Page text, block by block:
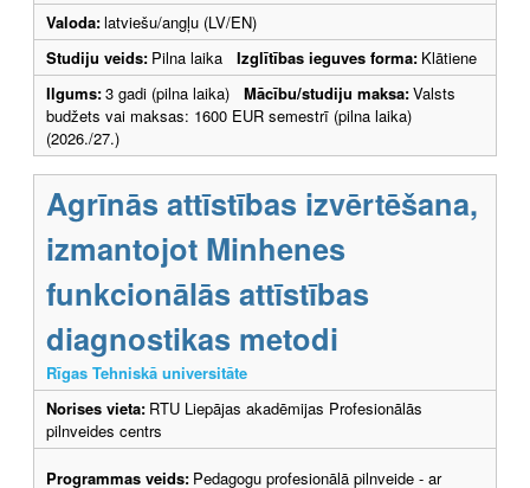
Valoda:latviešu/angļu (LV/EN)
Studiju veids: Pilna laika Izglītības ieguves forma: Klātiene
Ilgums:3 gadi (pilna laika) Mācību/studiju maksa:Valsts
budžets vai maksas: 1600 EUR semestrī (pilna laika)
(2026./27.)
Agrīnās attīstības izvērtēšana,
izmantojot Minhenes
funkcionālās attīstības
diagnostikas metodi
Rīgas Tehniskā universitāte
Norises vieta: RTU Liepājas akadēmijas Profesionālās
pilnveides centrs
Programmas veids: Pedagogu profesionālā pilnveide - ar